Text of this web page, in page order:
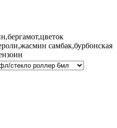
самбак,бурбонская